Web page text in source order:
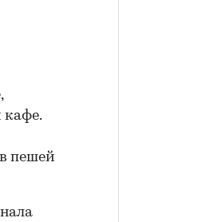
кафе.
пешей